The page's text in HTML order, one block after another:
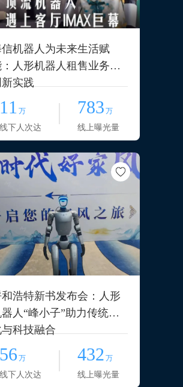
机器人为未来生活赋
人形机器人租售业务的
实践
11 万
线下人次达
783 万
线上曝光量
浩特新书发布会：人形
人“峰小子”助力传统文
科技融合
56 万
线下人次达
432 万
线上曝光量